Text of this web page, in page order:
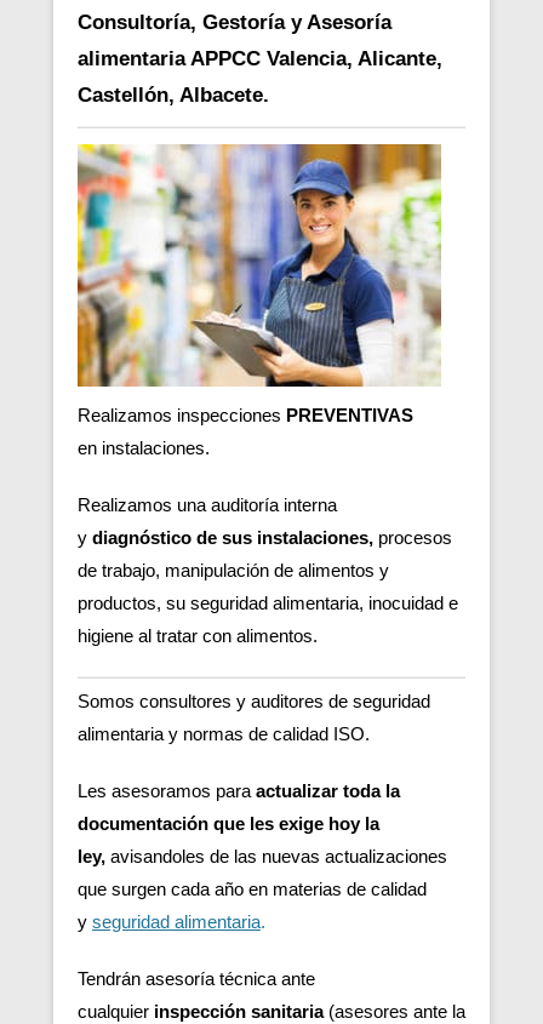
Consultoría, Gestoría y Asesoría
alimentaria APPCC Valencia, Alicante,
Castellón, Albacete.
Realizamos inspecciones PREVENTIVAS
en instalaciones.
Realizamos una auditoría interna
y diagnóstico de sus instalaciones, procesos
de trabajo, manipulación de alimentos y
productos, su seguridad alimentaria, inocuidad e
higiene al tratar con alimentos.
Somos consultores y auditores de seguridad
alimentaria y normas de calidad ISO.
Les asesoramos para actualizar toda la
documentación que les exige hoy la
ley, avisandoles de las nuevas actualizaciones
que surgen cada año en materias de calidad
y seguridad alimentaria.
Tendrán asesoría técnica ante
cualquier inspección sanitaria (asesores ante la